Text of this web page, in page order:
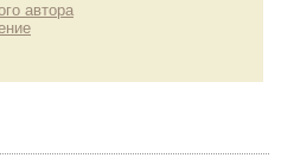
автора